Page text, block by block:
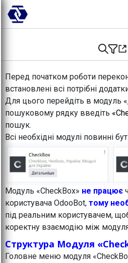
Skip to Content
Перед початком роботи
встановлені всі потрібні
Для цього перейдіть в модуль
пошуковому рядку введіть
пошук.
Всі необхідні модулі повинні
Модуль «CheckBox» не працює
користувача OdooBot, тому
під реальним користувачем,
коректну взаємодію між
Структура Модуля
Головне меню модуля